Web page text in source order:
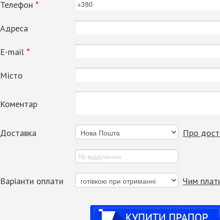
Телефон *
Адреса
Е-mail *
Місто
Коментар
Доставка Про
Варіанти оплати Чим
Купити